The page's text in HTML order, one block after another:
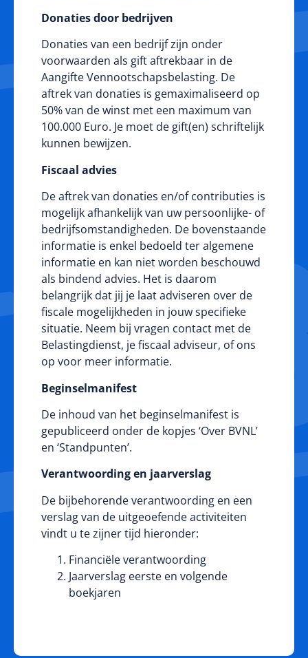
Donaties door bedrijven
Donaties van een bedrijf zijn onder
voorwaarden als gift aftrekbaar in de
Aangifte Vennootschapsbelasting. De
aftrek van donaties is gemaximaliseerd op
50% van de winst met een maximum van
100.000 Euro. Je moet de gift(en) schriftelijk
kunnen bewijzen.
Fiscaal advies
De aftrek van donaties en/of contributies is
mogelijk afhankelijk van uw persoonlijke- of
bedrijfsomstandigheden. De bovenstaande
informatie is enkel bedoeld ter algemene
informatie en kan niet worden beschouwd
als bindend advies. Het is daarom
belangrijk dat jij je laat adviseren over de
fiscale mogelijkheden in jouw specifieke
situatie. Neem bij vragen contact met de
Belastingdienst, je fiscaal adviseur, of ons
op voor meer informatie.
Beginselmanifest
De inhoud van het beginselmanifest is
gepubliceerd onder de kopjes ‘Over BVNL’
en ‘Standpunten’.
Verantwoording en jaarverslag
De bijbehorende verantwoording en een
verslag van de uitgeoefende activiteiten
vindt u te zijner tijd hieronder:
Financiële verantwoording
Jaarverslag eerste en volgende
boekjaren